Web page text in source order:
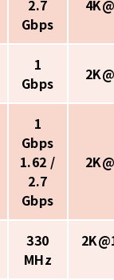
2.7
Gbps
1
Gbps
1
Gbps
1.62 /
2.7
Gbps
330
MHz